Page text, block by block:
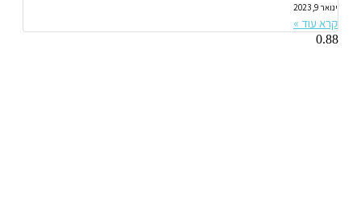
ינואר 9, 2023
קרא עוד »